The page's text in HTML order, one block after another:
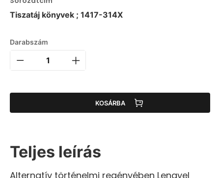
Tiszatáj könyvek ; 1417-314X
Darabszám
KOSÁRBA
Teljes leírás
Alternatív történelmi regényében Lengyel